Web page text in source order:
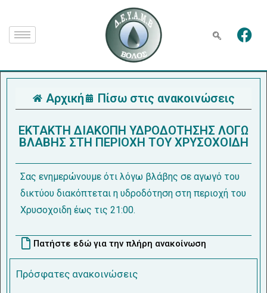
Αρχική Πίσω στις ανακοινώσεις
ΕΚΤΑΚΤΗ ΔΙΑΚΟΠΗ ΥΔΡΟΔΟΤΗΣΗΣ ΛΟΓΩ
ΒΛΑΒΗΣ ΣΤΗ ΠΕΡΙΟΧΗ ΤΟΥ ΧΡΥΣΟΧΟΙΔΗ
Σας ενημερώνουμε ότι λόγω βλάβης σε αγωγό του
δικτύου διακόπτεται η υδροδότηση στη περιοχή του
Χρυσοχοιδη έως τις 21:00.
Πατήστε εδώ για την πλήρη ανακοίνωση
Πρόσφατες ανακοινώσεις